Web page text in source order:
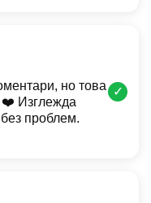
но това
❤️ Изглежда
проблем.
✓